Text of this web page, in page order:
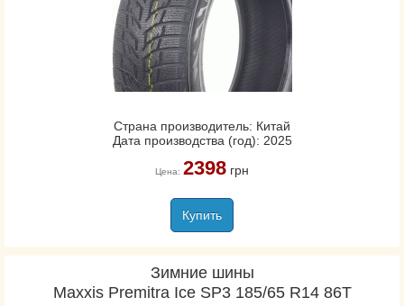
Страна производитель: Китай
Дата производства (год): 2025
Цена: 2398грн
Купить
Зимние шины
Maxxis Premitra Ice SP3 185/65 R14 86T